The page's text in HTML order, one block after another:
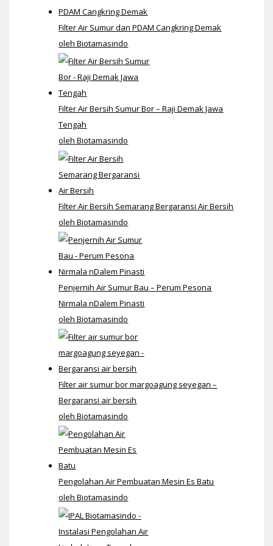
Filter Air Sumur dan PDAM Cangkring Demak
oleh Biotamasindo
Filter Air Bersih Sumur Bor – Raji Demak Jawa
Tengah
oleh Biotamasindo
Filter Air Bersih Semarang Bergaransi Air Bersih
oleh Biotamasindo
Penjernih Air Sumur Bau – Perum Pesona
Nirmala nDalem Pinasti
oleh Biotamasindo
Filter air sumur bor margoagung seyegan –
Bergaransi air bersih
oleh Biotamasindo
Pengolahan Air Pembuatan Mesin Es Batu
oleh Biotamasindo